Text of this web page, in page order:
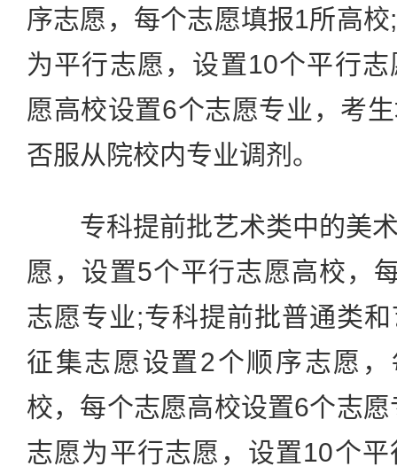
序志愿，每个志愿填报1所高
为平行志愿，设置10个平行
愿高校设置6个志愿专业，考
否服从院校内专业调剂。
专科提前批艺术类中的美术
愿，设置5个平行志愿高校，
志愿专业;专科提前批普通类
征集志愿设置2个顺序志愿
校，每个志愿高校设置6个志
志愿为平行志愿，设置10个